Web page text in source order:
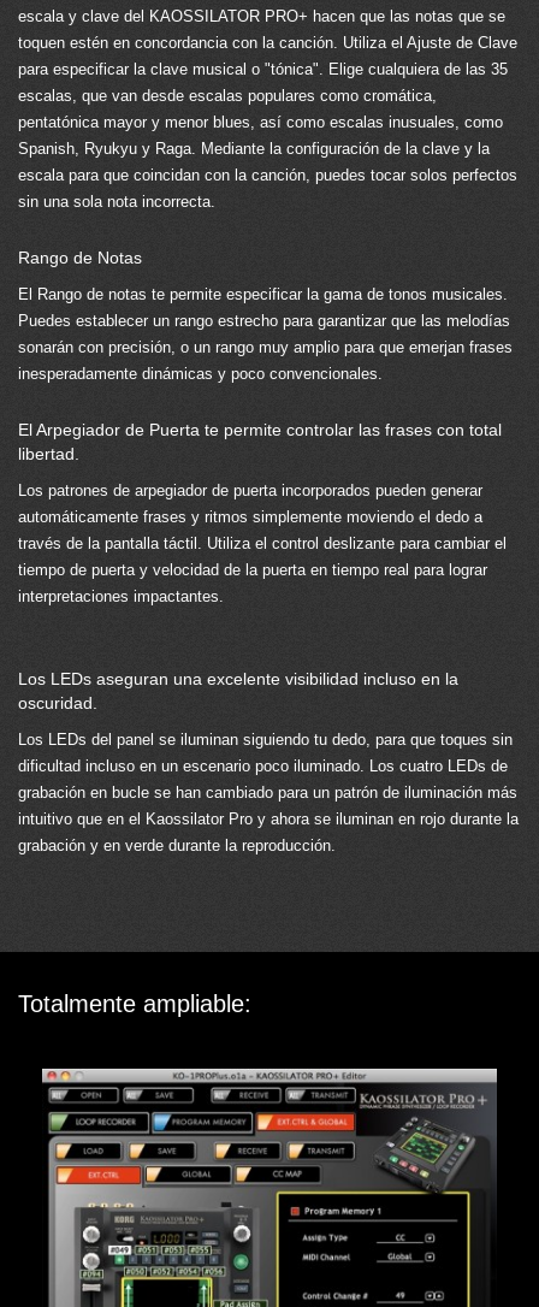
escala y clave del KAOSSILATOR PRO+ hacen que las notas que se
toquen estén en concordancia con la canción. Utiliza el Ajuste de Clave
para especificar la clave musical o "tónica". Elige cualquiera de las 35
escalas, que van desde escalas populares como cromática,
pentatónica mayor y menor blues, así como escalas inusuales, como
Spanish, Ryukyu y Raga. Mediante la configuración de la clave y la
escala para que coincidan con la canción, puedes tocar solos perfectos
sin una sola nota incorrecta.
Rango de Notas
El Rango de notas te permite especificar la gama de tonos musicales.
Puedes establecer un rango estrecho para garantizar que las melodías
sonarán con precisión, o un rango muy amplio para que emerjan frases
inesperadamente dinámicas y poco convencionales.
El Arpegiador de Puerta te permite controlar las frases con total
libertad.
Los patrones de arpegiador de puerta incorporados pueden generar
automáticamente frases y ritmos simplemente moviendo el dedo a
través de la pantalla táctil. Utiliza el control deslizante para cambiar el
tiempo de puerta y velocidad de la puerta en tiempo real para lograr
interpretaciones impactantes.
Los LEDs aseguran una excelente visibilidad incluso en la
oscuridad.
Los LEDs del panel se iluminan siguiendo tu dedo, para que toques sin
dificultad incluso en un escenario poco iluminado. Los cuatro LEDs de
grabación en bucle se han cambiado para un patrón de iluminación más
intuitivo que en el Kaossilator Pro y ahora se iluminan en rojo durante la
grabación y en verde durante la reproducción.
Totalmente ampliable: